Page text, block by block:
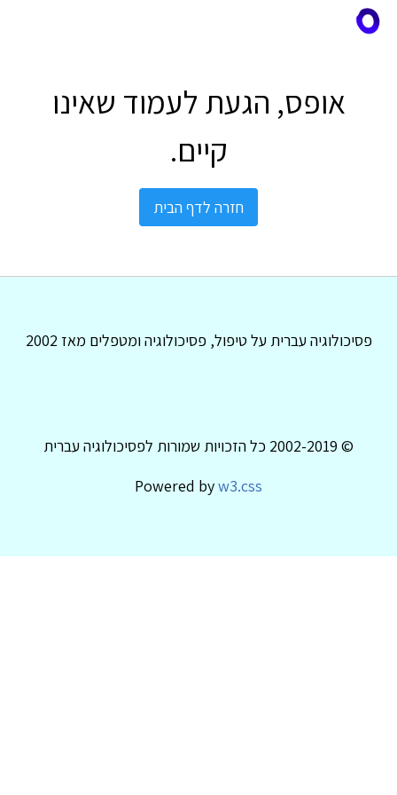
אופס, הגעת לעמוד שאינו
קיים.
חזרה לדף הבית
פסיכולוגיה עברית על טיפול, פסיכולוגיה ומטפלים מאז 2002
© 2002-2019 כל הזכויות שמורות לפסיכולוגיה עברית
Powered byw3.css